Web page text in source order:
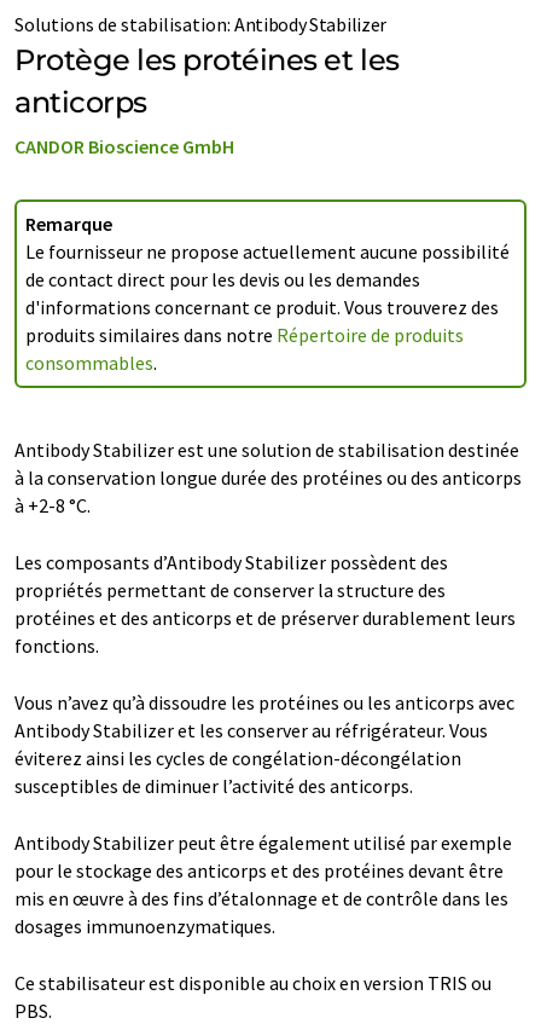
Solutions de stabilisation: Antibody Stabilizer
Protège les protéines et les
anticorps
CANDOR Bioscience GmbH
Remarque
Le fournisseur ne propose actuellement aucune possibilité
de contact direct pour les devis ou les demandes
d'informations concernant ce produit. Vous trouverez des
produits similaires dans notre Répertoire de produits
consommables.
Antibody Stabilizer est une solution de stabilisation destinée
à la conservation longue durée des protéines ou des anticorps
à +2-8 °C.
Les composants d’Antibody Stabilizer possèdent des
propriétés permettant de conserver la structure des
protéines et des anticorps et de préserver durablement leurs
fonctions.
Vous n’avez qu’à dissoudre les protéines ou les anticorps avec
Antibody Stabilizer et les conserver au réfrigérateur. Vous
éviterez ainsi les cycles de congélation-décongélation
susceptibles de diminuer l’activité des anticorps.
Antibody Stabilizer peut être également utilisé par exemple
pour le stockage des anticorps et des protéines devant être
mis en œuvre à des fins d’étalonnage et de contrôle dans les
dosages immunoenzymatiques.
Ce stabilisateur est disponible au choix en version TRIS ou
PBS.